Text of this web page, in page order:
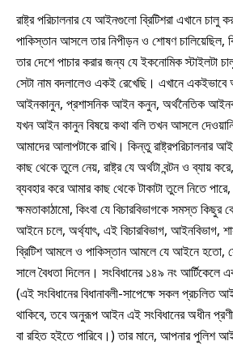
রাষ্ট্র পরিচালনার যে আইনগুলো ব্রিটিশরা এখানে চালু
পাকিস্তান আসলে তার নিপীড়ন ও শোষণ চালিয়েছিল,
তার দেশে পাচার করার জন্য যে ইকনোমিক স্টাইলটা
সেটা নাম বদলালেও একই রেখেছি। এখানে একইভাবে
আইনকানুন, প্রশাসনিক আইন কনুন, অর্থনৈতিক
যখন আইন কানুন বিষয়ে কথা বলি তখন আসলে
আমাদের আলাপটাকে রাখি। কিন্তু রাষ্ট্রপরিচালনার
কাছ থেকে তুলে নেয়, রাষ্ট্র যে অর্থটা বন্টন ও ব্যায়
ব্যবহার করে আমার কাছ থেকে টাকাটা তুলে নিতে
ক্ষমতাকাঠামো, কিংবা যে বিচারবিভাগকে সমস্ত কিছুর
আইনে চলে, অর্থ্যাৎ, এই বিচারবিভাগ, আইনবিভাগ,
ব্রিটিশ আমলে ও পাকিস্তান আমলে যে আইনে হতো,
সালে বৈধতা দিলেন। সংবিধানের ১৪৯ নং আর্টিকেলে
(এই সংবিধানের বিধানাবলী-সাপেক্ষে সকল প্রচলিত
থাকিবে, তবে অনুরূপ আইন এই সংবিধানের অধীন
বা রহিত হইতে পারিবে।) তার মানে, আপনার